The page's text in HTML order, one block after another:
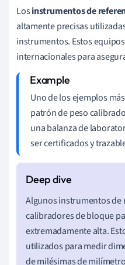
Losinstrumentos de
altamente precisas
instrumentos. Estos
internacionales para
Uno de los ejemplos
patrón de peso
una balanza de
ser certificados y
Algunos instrumentos de
calibradores de bloque
extremadamente alta.
utilizados para medir
de milésimas de